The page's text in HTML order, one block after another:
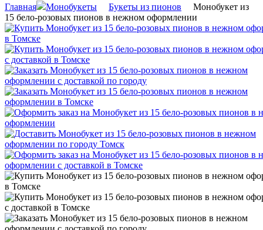
Главная Монобукеты Букеты из пионов
Монобукет из
15 бело-розовых пионов в нежном оформлении